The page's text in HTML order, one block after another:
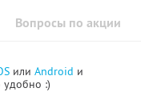
Вопросы по акции
или Android и
удобно :)